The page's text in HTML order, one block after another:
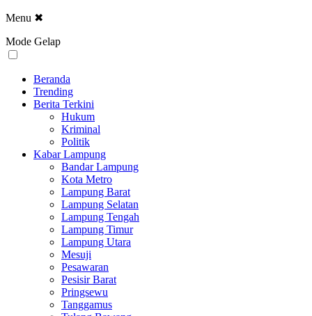
Menu ✖
Mode Gelap
Beranda
Trending
Berita Terkini
Hukum
Kriminal
Politik
Kabar Lampung
Bandar Lampung
Kota Metro
Lampung Barat
Lampung Selatan
Lampung Tengah
Lampung Timur
Lampung Utara
Mesuji
Pesawaran
Pesisir Barat
Pringsewu
Tanggamus